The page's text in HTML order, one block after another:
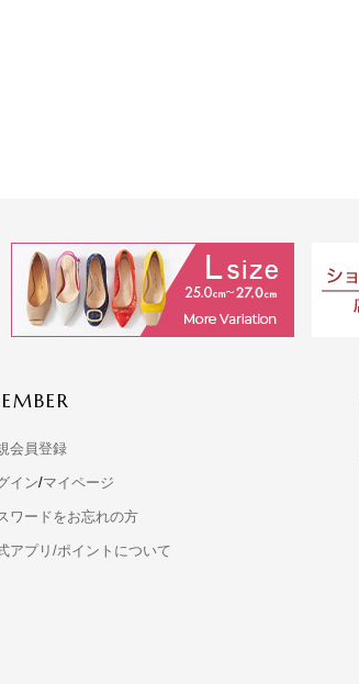
会員登録
イン/マイページ
ワードをお忘れの方
アプリ/ポイントについて